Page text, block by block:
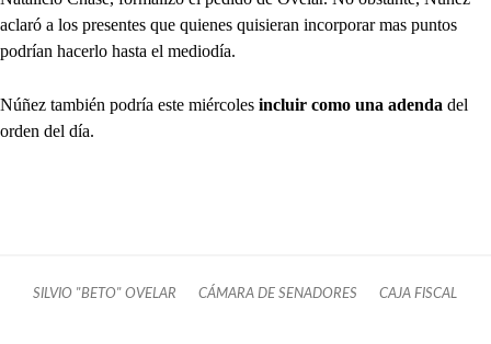
aclaró a los presentes que quienes quisieran incorporar mas puntos
podrían hacerlo hasta el mediodía.
Núñez también podría este miércoles incluir como una adenda del
orden del día.
SILVIO "BETO" OVELAR CÁMARA DE SENADORES CAJA FISCAL